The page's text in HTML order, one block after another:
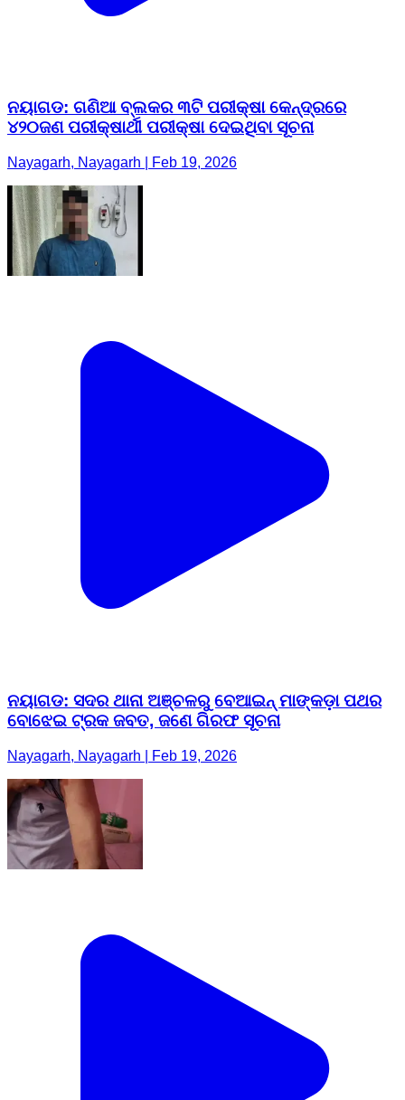
ନୟାଗଡ: ଗଣିଆ ବ୍ଲକର ୩ଟି ପରୀକ୍ଷା କେନ୍ଦ୍ରରେ
୪୨୦ଜଣ ପରୀକ୍ଷାର୍ଥୀ ପରୀକ୍ଷା ଦେଇଥିବା ସୂଚନା
Nayagarh, Nayagarh | Feb 19, 2026
ନୟାଗଡ: ସଦର ଥାନା ଅଞ୍ଚଳରୁ ବେଆଇନ୍ ମାଙ୍କଡ଼ା ପଥର
ବୋଝେଇ ଟ୍ରକ ଜବତ, ଜଣେ ଗିରଫ ସୂଚନା
Nayagarh, Nayagarh | Feb 19, 2026